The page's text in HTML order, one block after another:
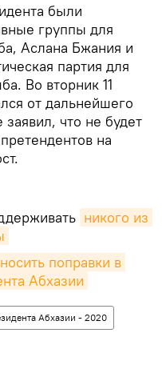
были
группы для
Аслана Бжания и
партия для
Во вторник 11
от дальнейшего
что не будет
на
никого из
поправки в
Абхазии
Абхазии - 2020